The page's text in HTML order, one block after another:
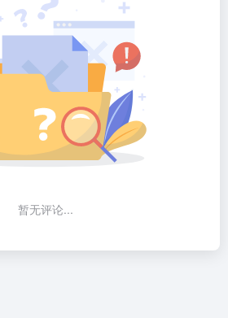
暂无评论...